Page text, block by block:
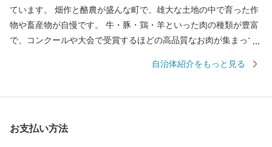
ています。 畑作と酪農が盛んな町で、雄大な土地の中で育った作
物や畜産物が自慢です。 牛・豚・鶏・羊といった肉の種類が豊富
で、コンクールや大会で受賞するほどの高品質なお肉が集まって
乳・チーズ・アイスといった乳製品も魅力の町で、まさに「食の
山展望台からの眺めは十勝平野ならではの開放的で美しい景色を
自治体紹介をもっと見る
お支払い方法